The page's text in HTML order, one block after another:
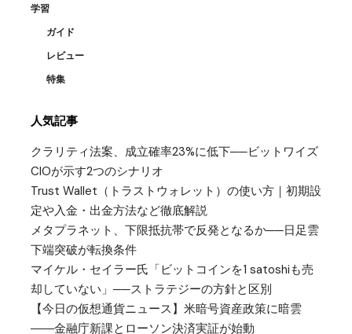
学習
ガイド
レビュー
特集
人気記事
クラリティ法案、成立確率23%に低下──ビットワイズ
CIOが示す2つのシナリオ
Trust Wallet（トラストウォレット）の使い方｜初期設
定や入金・出金方法など徹底解説
メタプラネット、下限抵抗帯で反発となるか──日足雲
下端突破が転換条件
マイケル・セイラー氏「ビットコインを1 satoshiも売
却していない」──ストラテジーの方針と区別
【今日の仮想通貨ニュース】米暗号資産政策に暗雲
――金融庁新課とローソン決済実証が始動